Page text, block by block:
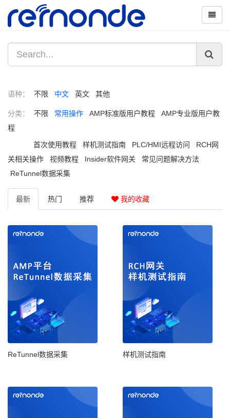
语种： 不限 中文 英文 其他
分类： 不限 常用操作 AMP标准版用户教程
AMP专业版用户教
程
首次使用教程 样机测试指南 PLC/HMI远程访问
RCH网
关相关操作
视频教程 Insider软件网关
常见问题解决方法
ReTunnel数据采集
最新 热门 推荐 我的收藏
ReTunnel数据采集 样机测试指南